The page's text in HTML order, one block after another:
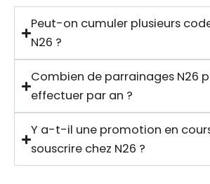
Peut-on cumuler plusieurs
N26 ?
Combien de parrainages N26
effectuer par an ?
Y a-t-il une promotion en
souscrire chez N26 ?